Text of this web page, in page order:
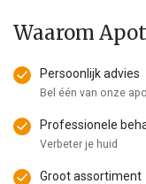
Waarom
Persoonlijk advies
Bel één van onze
Professionele
Verbeter je huid
Groot assortiment